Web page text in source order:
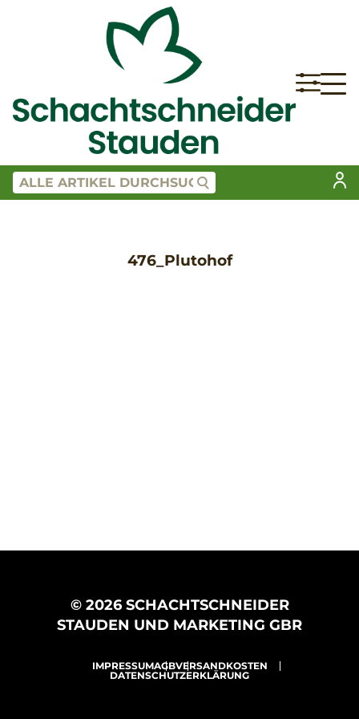
476_Plutohof
© 2026 SCHACHTSCHNEIDER
STAUDEN UND MARKETING GBR
IMPRESSUMAGBVERSANDKOSTEN
DATENSCHUTZERKLÄRUNG